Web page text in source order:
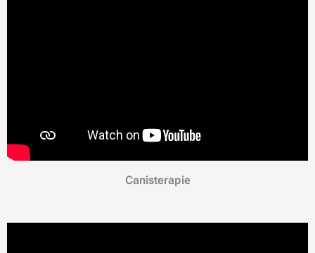
Canisterapie